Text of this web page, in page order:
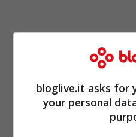
bloglive.it asks for
your personal